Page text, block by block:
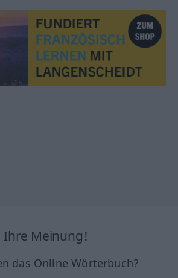
Ihre Meinung!
das Online Wörterbuch?